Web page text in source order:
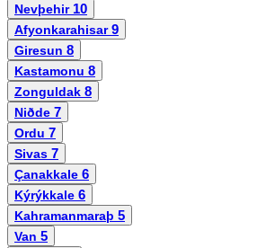
Nevþehir 10
Afyonkarahisar9
Giresun 8
Kastamonu 8
Zonguldak 8
Niðde 7
Ordu 7
Sivas 7
Çanakkale 6
Kýrýkkale 6
Kahramanmaraþ 5
Van 5